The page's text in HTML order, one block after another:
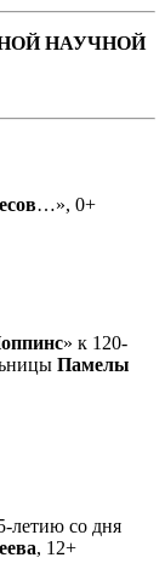
НАУЧНОЙ
…», 0+
» к 120-
Памелы
летию со дня
, 12+